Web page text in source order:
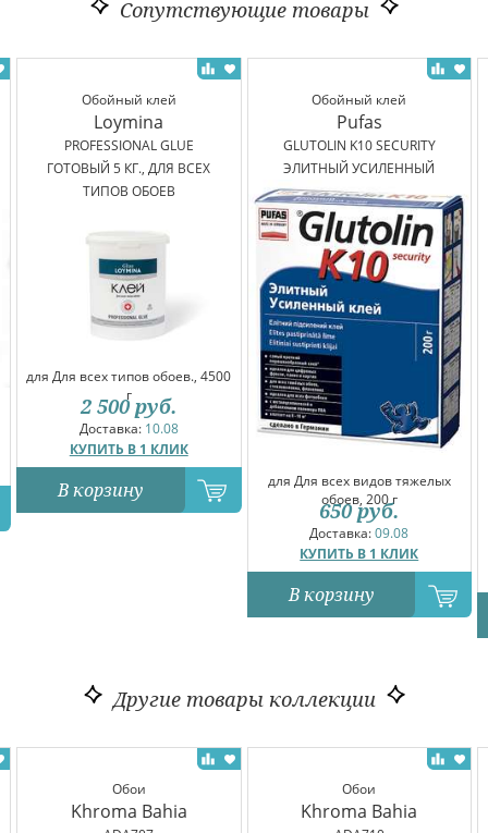
Сопутствующие товары
Обойный клей
Loymina
PROFESSIONAL GLUE
ГОТОВЫЙ 5 КГ., ДЛЯ ВСЕХ
ТИПОВ ОБОЕВ
для Для всех типов обоев., 4500
г
Доставка: 10.08
КУПИТЬ В 1 КЛИК
2 500 руб.
В корзину
Обойный клей
Pufas
GLUTOLIN K10 SECURITY
ЭЛИТНЫЙ УСИЛЕННЫЙ
для Для всех видов тяжелых
обоев, 200 г
Доставка:09.08
КУПИТЬ В 1 КЛИК
650 руб.
В корзину
Другие товары коллекции
Обои
Khroma Bahia
Обои
Khroma Bahia